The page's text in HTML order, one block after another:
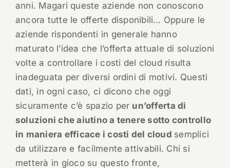
anni. Magari queste aziende non conoscono
ancora tutte le offerte disponibili… Oppure le
aziende rispondenti in generale hanno
maturato l’idea che l’offerta attuale di soluzioni
volte a controllare i costi del cloud risulta
inadeguata per diversi ordini di motivi. Questi
dati, in ogni caso, ci dicono che oggi
sicuramente c’è spazio per un’offerta di
soluzioni che aiutino a tenere sotto controllo
in maniera efficace i costi del cloud semplici
da utilizzare e facilmente attivabili. Chi si
metterà in gioco su questo fronte,